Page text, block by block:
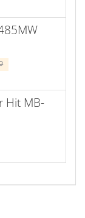
Hit MB-